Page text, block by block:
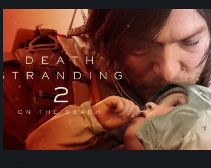
Stranding
On
the
Beach,
recensione
–